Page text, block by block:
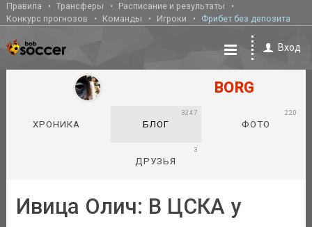
Правила Трансферы
Расписание и результаты
Конкурс прогнозов
Команды Игроки Фрибет без депозита
Вход
BORG
ХРОНИКА БЛОГ
3247
ФОТО
220
ДРУЗЬЯ
3
Ивица Олич: В ЦСКА у